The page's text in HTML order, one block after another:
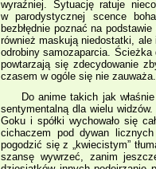
wyraźniej. Sytuację ratuje
w parodystycznej scence
bezbłędnie poznać na
również maskują niedostatki,
odrobiny samozaparcia.
powtarzają się zdecydowanie
czasem w ogóle się nie zauważa.
Do anime takich jak
sentymentalną dla wielu
Goku i spółki wychowało się
cichaczem pod dywan
pogodzić się z „kwiecistym”
szansę wywrzeć, zanim